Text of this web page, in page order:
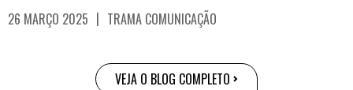
26 MARÇO 2025 | TRAMA COMUNICAÇÃO
VEJA O BLOG COMPLETO